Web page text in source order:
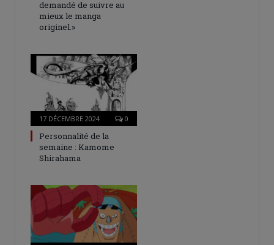
demandé de suivre au
mieux le manga
originel.»
17 DÉCEMBRE 2024 0
Personnalité de la
semaine : Kamome
Shirahama